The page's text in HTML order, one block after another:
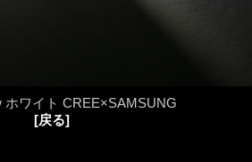
ホワイト CREE×SAMSUNG
[戻る]